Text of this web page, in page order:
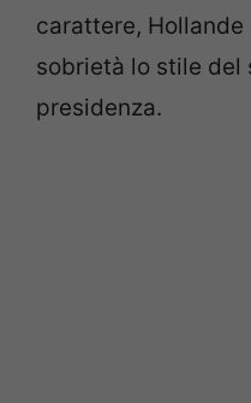
carattere,
sobrietà lo stile del
presidenza.